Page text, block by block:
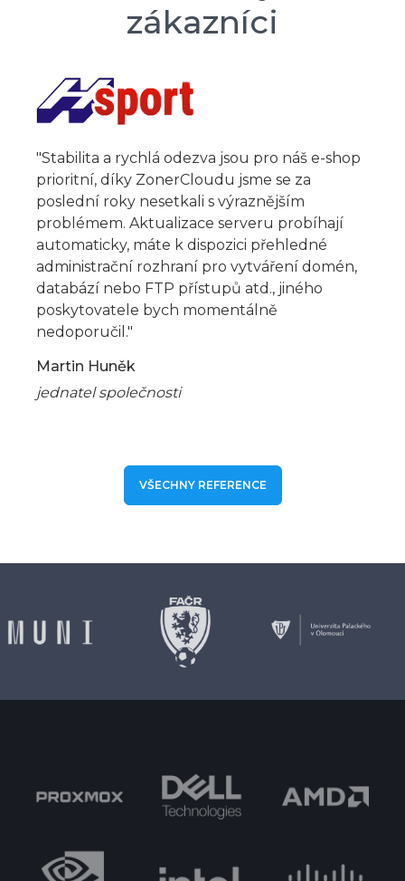
zákazníci
"Stabilita a rychlá odezva jsou pro náš e-shop
prioritní, díky ZonerCloudu jsme se za
poslední roky nesetkali s výraznějším
problémem. Aktualizace serveru probíhají
automaticky, máte k dispozici přehledné
administrační rozhraní pro vytváření domén,
databází nebo FTP přístupů atd., jiného
poskytovatele bych momentálně
nedoporučil."
Martin Huněk
jednatel společnosti
VŠECHNY REFERENCE